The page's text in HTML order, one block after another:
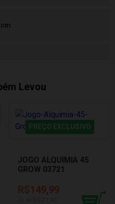
Levou
PREÇO EXCLUSIVO
JOGO ALQUIMIA 45
GROW 03721
R$149,99